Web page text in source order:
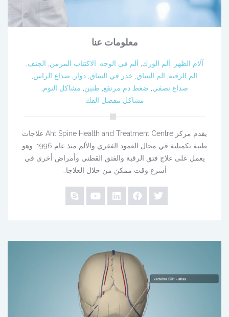
معلومات عنا
آلام الظهر ألم الورك ألم في الوجه الاكتئاب المزمن الجنف
الم الرقبة الم الساق خدر في الساق دوار صداع الراس
صداع نصفي ضغط دم مرتفع طنين مشاكل النوم
مشاكل مفصل الفك
يقدم مركز Aht Spine Health and Treatment Centre علاجات
طبية تكميلية في مجال العمود الفقري والألم منذ عام 1996. وهو
يعمل على علاج فتق الرقبة والفتق القطني وأمراض أخرى في
أسرع وقت ممكن من خلال العلاجا…